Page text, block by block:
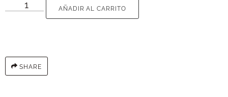
AÑADIR AL CARRITO
SHARE